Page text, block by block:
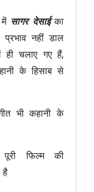
सागर देसाई का
नहीं डाल
ही चलाए गए हैं,
के हिसाब से
भी कहानी के
फिल्म की
है